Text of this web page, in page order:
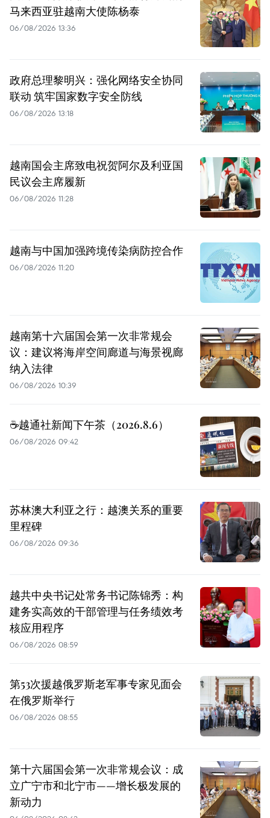
马来西亚驻越南大使陈杨泰
06/08/2026 13:36
政府总理黎明兴：强化网络安全协同
联动 筑牢国家数字安全防线
06/08/2026 13:18
越南国会主席致电祝贺阿尔及利亚国
民议会主席履新
06/08/2026 11:28
越南与中国加强跨境传染病防控合作
06/08/2026 11:20
越南第十六届国会第一次非常规会
议：建议将海岸空间廊道与海景视廊
纳入法律
06/08/2026 10:39
☕️越通社新闻下午茶（2026.8.6）
06/08/2026 09:42
苏林澳大利亚之行：越澳关系的重要
里程碑
06/08/2026 09:36
越共中央书记处常务书记陈锦秀：构
建务实高效的干部管理与任务绩效考
核应用程序
06/08/2026 08:59
第53次援越俄罗斯老军事专家见面会
在俄罗斯举行
06/08/2026 08:55
第十六届国会第一次非常规会议：成
立广宁市和北宁市——增长极发展的
新动力